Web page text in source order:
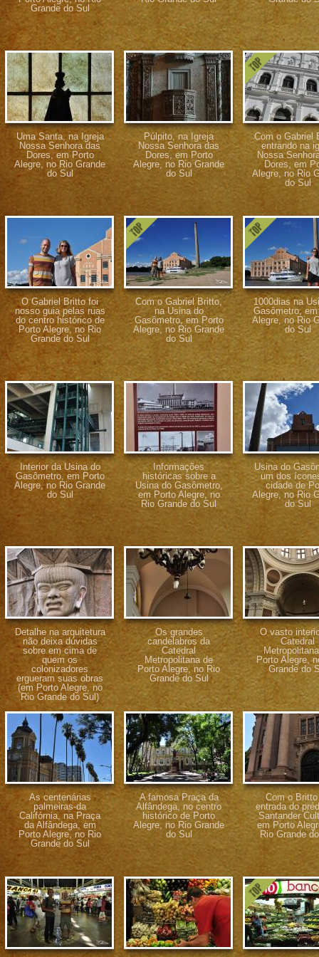
Grande do Sul
Uma Santa, na Igreja
Nossa Senhora das
Dores, em Porto
Alegre, no Rio Grande
do Sul
Púlpito, na Igreja
Nossa Senhora das
Dores, em Porto
Alegre, no Rio Grande
do Sul
Com o Gabriel
entrando na
Nossa
Dores, em
Alegre, no Rio
do Sul
O Gabriel Britto foi
nosso guia pelas ruas
do centro histórico de
Porto Alegre, no Rio
Grande do Sul
Com o Gabriel Britto,
na Usina do
Gasômetro, em Porto
Alegre, no Rio Grande
do Sul
1000dias na
Gasômetro,
Alegre, no Rio
do Sul
Interior da Usina do
Gasômetro, em Porto
Alegre, no Rio Grande
do Sul
Informações
históricas sobre a
Usina do Gasômetro,
em Porto Alegre, no
Rio Grande do Sul
Usina do
um dos
cidade de
Alegre, no Rio
do Sul
Detalhe na arquitetura
não deixa dúvidas
sobre em cima de
quem os
colonizadores
ergueram suas obras
(em Porto Alegre, no
Rio Grande do Sul)
Os grandes
candelabros da
Catedral
Metropolitana de
Porto Alegre, no Rio
Grande do Sul
O vasto
Catedral
Porto Alegre,
Grande do
As centenárias
palmeiras-da
Califórnia, na Praça
da Alfândega, em
Porto Alegre, no Rio
Grande do Sul
A famosa Praça da
Alfândega, no centro
histórico de Porto
Alegre, no Rio Grande
do Sul
Com o Britto
entrada do
Santander
em Porto
Rio Grande